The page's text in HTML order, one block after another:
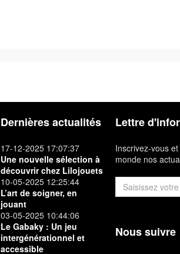
Dernières actualités
17-12-2025 17:07:37
Une nouvelle sélection à
découvrir chez Lilojouets
10-05-2025 12:25:44
L’art de soigner, en
jouant
03-05-2025 10:44:06
Le Gabaky : Un jeu
intergénérationnel et
accessible
Lettre
Inscrivez-vous
monde nos
Nous suivre